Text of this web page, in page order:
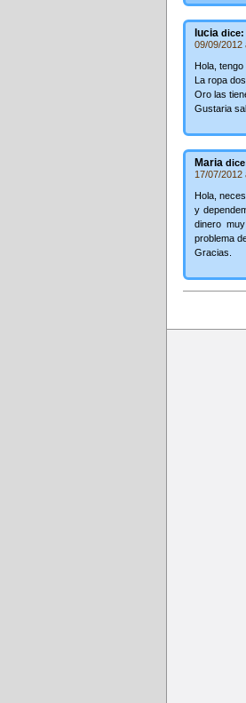
lucia dice:
09/09/2012
Hola, tengo
La ropa
Oro las
Gustaria
Maria
17/07/2012
Hola,
y
dinero
problema
Gracias.